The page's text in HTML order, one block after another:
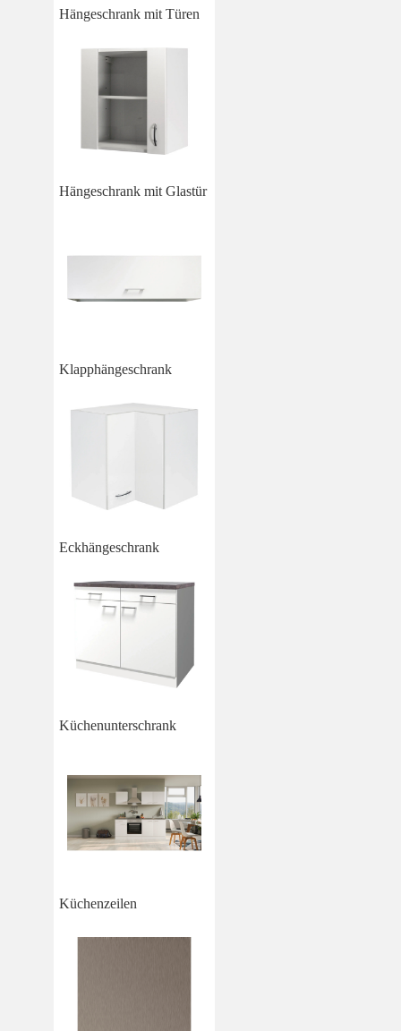
Hängeschrank mit Türen
Hängeschrank mit Glastür
Klapphängeschrank
Eckhängeschrank
Küchenunterschrank
Küchenzeilen